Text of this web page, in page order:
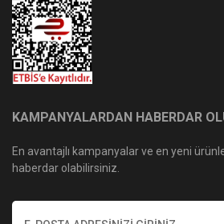
KAMPANYALARDAN HABERDAR
En avantajlı kampanyalar ve en yeni
haberdar olabilirsiniz.